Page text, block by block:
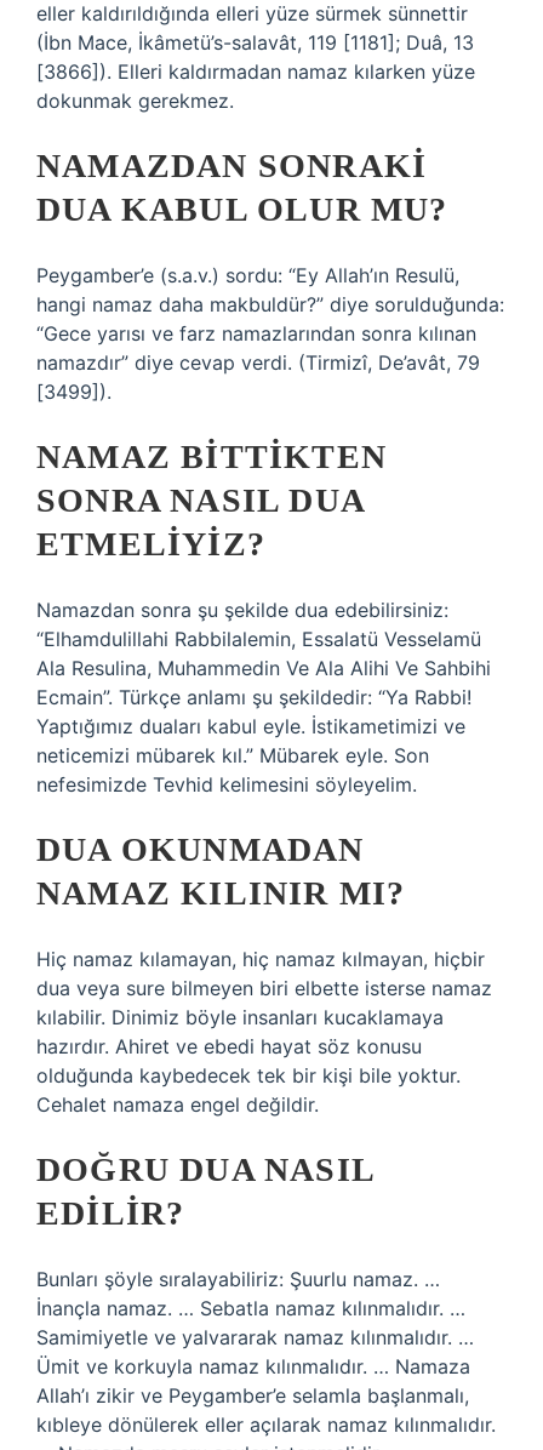
eller kaldırıldığında elleri yüze sürmek sünnettir
(İbn Mace, İkâmetü’s-salavât, 119 [1181]; Duâ, 13
[3866]). Elleri kaldırmadan namaz kılarken yüze
dokunmak gerekmez.
NAMAZDAN SONRAKI
DUA KABUL OLUR MU?
Peygamber’e (s.a.v.) sordu: “Ey Allah’ın Resulü,
hangi namaz daha makbuldür?” diye sorulduğunda:
“Gece yarısı ve farz namazlarından sonra kılınan
namazdır” diye cevap verdi. (Tirmizî, De’avât, 79
[3499]).
NAMAZ BITTIKTEN
SONRA NASIL DUA
ETMELIYIZ?
Namazdan sonra şu şekilde dua edebilirsiniz:
“Elhamdulillahi Rabbilalemin, Essalatü Vesselamü
Ala Resulina, Muhammedin Ve Ala Alihi Ve Sahbihi
Ecmain”. Türkçe anlamı şu şekildedir: “Ya Rabbi!
Yaptığımız duaları kabul eyle. İstikametimizi ve
neticemizi mübarek kıl.” Mübarek eyle. Son
nefesimizde Tevhid kelimesini söyleyelim.
DUA OKUNMADAN
NAMAZ KILINIR MI?
Hiç namaz kılamayan, hiç namaz kılmayan, hiçbir
dua veya sure bilmeyen biri elbette isterse namaz
kılabilir. Dinimiz böyle insanları kucaklamaya
hazırdır. Ahiret ve ebedi hayat söz konusu
olduğunda kaybedecek tek bir kişi bile yoktur.
Cehalet namaza engel değildir.
DOĞRU DUA NASIL
EDILIR?
Bunları şöyle sıralayabiliriz: Şuurlu namaz. …
İnançla namaz. … Sebatla namaz kılınmalıdır. …
Samimiyetle ve yalvararak namaz kılınmalıdır. …
Ümit ve korkuyla namaz kılınmalıdır. … Namaza
Allah’ı zikir ve Peygamber’e selamla başlanmalı,
kıbleye dönülerek eller açılarak namaz kılınmalıdır.